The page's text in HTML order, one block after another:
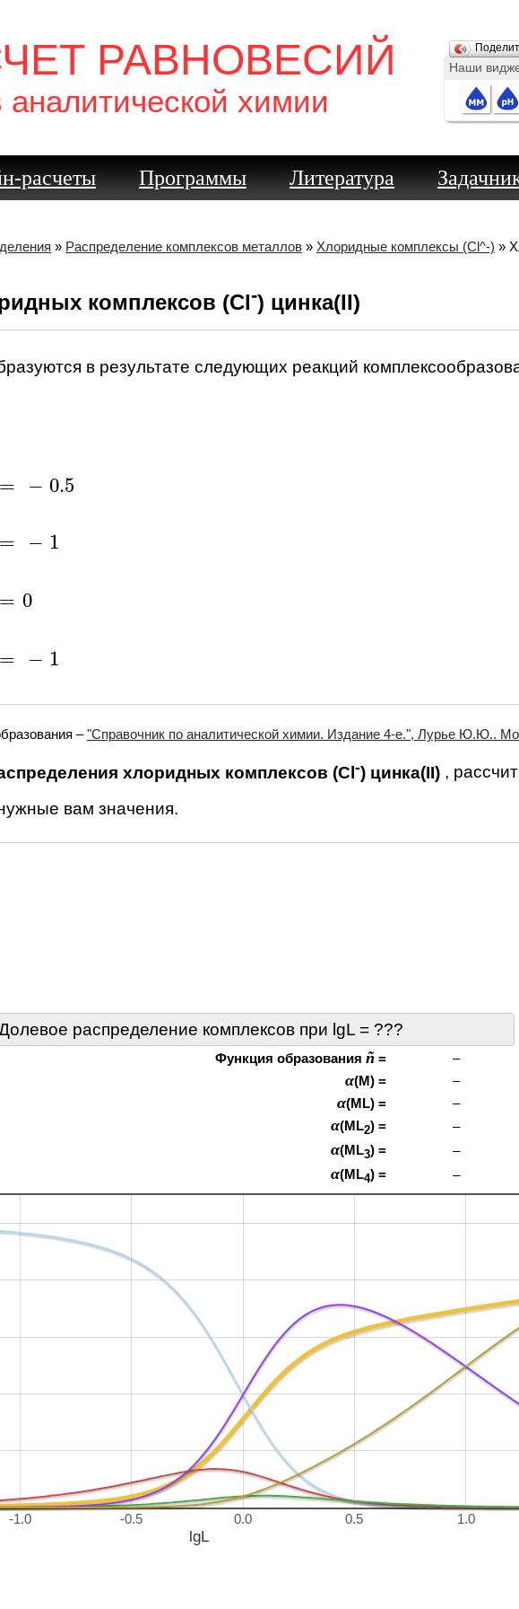
РАВНОВЕСИЙ
аналитической химии
Наши
расчеты Программы Литература
» Распределение комплексов металлов » Хлоридные комплексы (Cl^-) »
комплексов (Cl-) цинка(II)
в результате следующих реакций
= − 0.5
-0.5
= − 1
-1
= 0
0
= − 1
-1
–"Справочник по аналитической химии. Издание 4-е.", Лурье Ю.Ю..
хлоридных комплексов (Cl-) цинка(II) ,
вам значения.
распределение комплексов при lgL = ???
Функция образования ñ = –
α(M) = –
α(ML) = –
α(ML2) = –
α(ML3) = –
α(ML4) = –
-1.0 -0.5 0.0 0.5 1.0
lgL